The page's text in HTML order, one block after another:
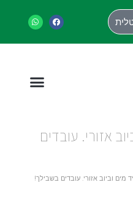
אזורי. עובדים
מים וביוב אזורי. עובדים בשבילך!